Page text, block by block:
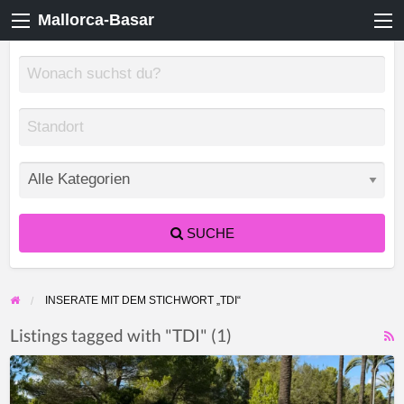
Mallorca-Basar
SUCHE
INSERATE MIT DEM STICHWORT „TDI“
Listings tagged with "TDI" (1)
Volkswagen
Passat